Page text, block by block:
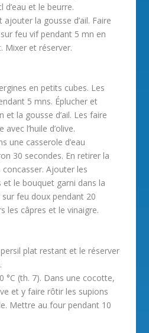
d’eau et le beurre.
la gousse d’ail. Faire
feu vif pendant 5 mn en
et réserver.
en petits cubes. Les
5 mns. Éplucher et
et la gousse d’ail. Les faire
l’huile d’olive.
une casserole d’eau
30 secondes. En retirer la
concasser. Ajouter les
le bouquet garni dans la
feu doux pendant 20
les câpres et le vinaigre.
plat restant et le réserver
°C (th. 7). Dans une cocotte,
et y faire rôtir les supions
Mettre au four pendant 10